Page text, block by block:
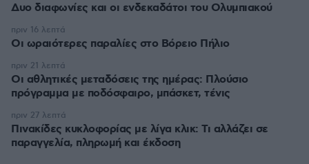
Δυο διαφωνίες και οι ενδεκαδάτοι του Ολυμπιακού
Οι ωραιότερες παραλίες στο Βόρειο Πήλιο
πριν 16 λεπτά
Οι αθλητικές μεταδόσεις της ημέρας: Πλούσιο
πρόγραμμα με ποδόσφαιρο, μπάσκετ, τένις
πριν 21 λεπτά
Πινακίδες κυκλοφορίας με λίγα κλικ: Τι αλλάζει σε
παραγγελία, πληρωμή και έκδοση
πριν 27 λεπτά